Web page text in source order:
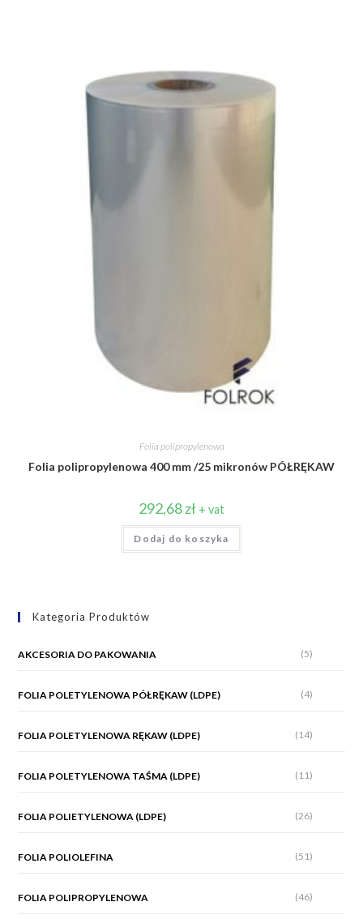
Folia polipropylenowa
Folia polipropylenowa 400 mm /25 mikronów PÓŁRĘKAW
292,68zł + vat
Dodaj do koszyka
Kategoria Produktów
AKCESORIA DO PAKOWANIA (5)
FOLIA POLETYLENOWA PÓŁRĘKAW (LDPE) (4)
FOLIA POLETYLENOWA RĘKAW (LDPE) (14)
FOLIA POLETYLENOWA TAŚMA (LDPE) (11)
FOLIA POLIETYLENOWA (LDPE) (26)
FOLIA POLIOLEFINA (51)
FOLIA POLIPROPYLENOWA (46)